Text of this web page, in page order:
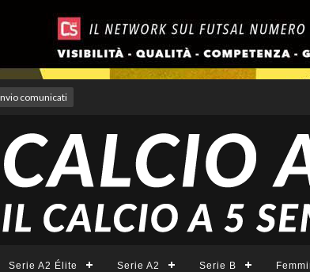
comunicati
Serie A2 Élite Serie A2 Serie B